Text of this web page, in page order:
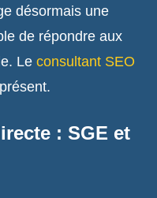
désormais une
de répondre aux
Le consultant SEO
: SGE et